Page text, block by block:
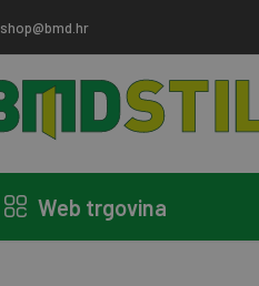
shop@bmd.hr
Web trgovina